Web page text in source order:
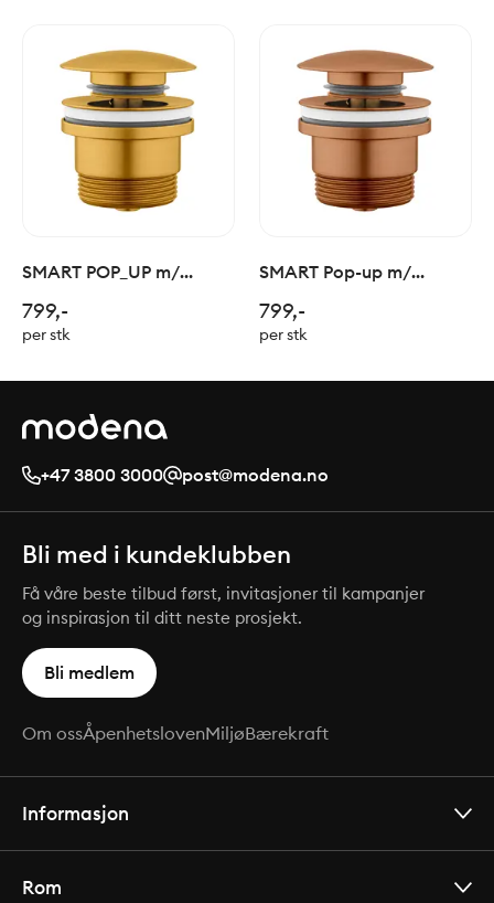
SMART POP_UP m/
799,-
per stk
SMART Pop-up m/
kobber
799,-
per stk
+47 3800 3000 post@modena.no
Bli med i kundeklubben
Få våre beste tilbud først, invitasjoner til kampanjer
og inspirasjon til ditt neste prosjekt.
Bli medlem
Om ossÅpenhetslovenMiljøBærekraft
Informasjon
Rom